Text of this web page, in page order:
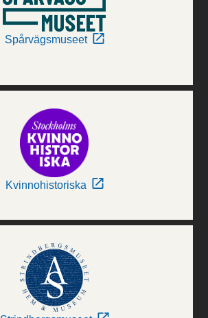
Spårvägsmuseet
Kvinnohistoriska